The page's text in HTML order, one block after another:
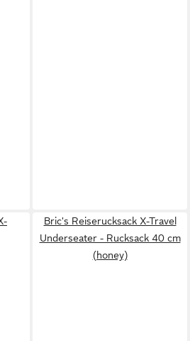
Bric's Reiserucksack X-Travel
Underseater - Rucksack 40 cm
(honey)